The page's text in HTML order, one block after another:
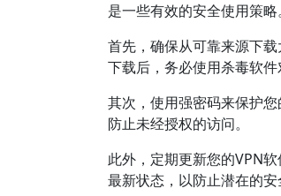
是一些有效的安全使用策略。
首先，确保从可靠来源下
下载后，务必使用杀毒软件
其次，使用强密码来保护
防止未经授权的访问。
此外，定期更新您的VPN
最新状态，以防止潜在的安